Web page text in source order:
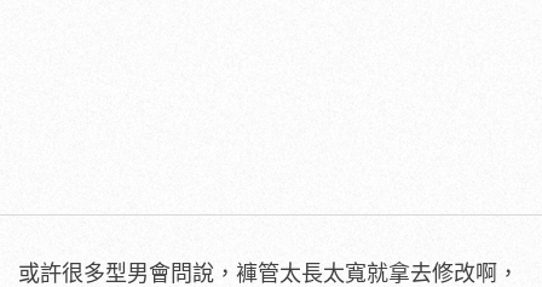
或許很多型男會問說，褲管太長太寬就拿去修改啊，